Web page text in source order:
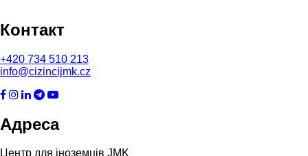
Контакт
+420 734 510 213
info@cizincijmk.cz
Адреса
Центр для іноземців JMK